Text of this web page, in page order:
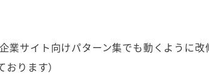
業サイト向けパターン集でも動くように改
ります）